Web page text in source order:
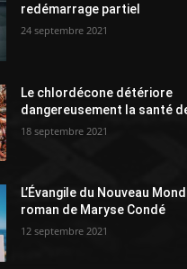
redémarrage partiel
24 septembre 2021
Le chlordécone détériore
dangereusement la santé
18 septembre 2021
L’Évangile du Nouveau
roman de Maryse Condé
12 septembre 2021